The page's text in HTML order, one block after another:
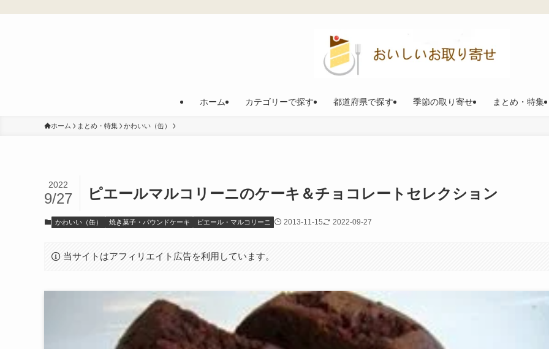
ホーム カテゴリーで探す 都道府県で探す 季節の取り寄せ まとめ・特集
ホーム まとめ・特集 かわいい（缶）
ピエールマルコリーニのケーキ＆チョコレートセレクション
2022
9/27
かわいい（缶） 焼き菓子・パウンドケーキ ピエール・マルコリーニ 2013-11-15 2022-09-27
当サイトはアフィリエイト広告を利用しています。